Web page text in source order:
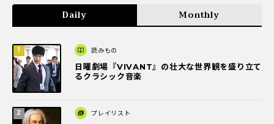
Daily Monthly
読みもの
日曜劇場『VIVANT』の壮大な世界観を盛り立て
るクラシック音楽
プレイリスト